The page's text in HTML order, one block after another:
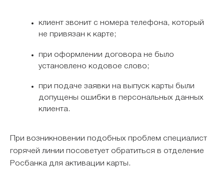
клиент звонит с номера телефона, который
не привязан к карте;
при оформлении договора не было
установлено кодовое слово;
при подаче заявки на выпуск карты были
допущены ошибки в персональных данных
клиента.
При возникновении подобных проблем специалист
горячей линии посоветует обратиться в отделение
Росбанка для активации карты.